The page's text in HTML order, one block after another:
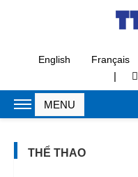
English Français
|
THỂ THAO